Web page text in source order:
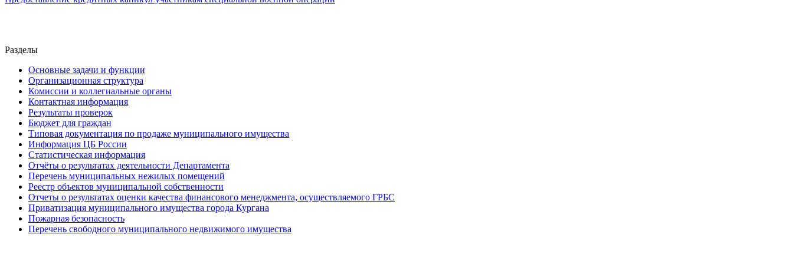
Разделы
Основные задачи и функции
Организационная структура
Комиссии и коллегиальные органы
Контактная информация
Результаты проверок
Бюджет для граждан
Типовая документация по продаже муниципального имущества
Информация ЦБ России
Статистическая информация
Отчёты о результатах деятельности Департамента
Перечень муниципальных нежилых помещений
Реестр объектов муниципальной собственности
Отчеты о результатах оценки качества финансового менеджмента, осуществляемого ГРБС
Приватизация муниципального имущества города Кургана
Пожарная безопасность
Перечень свободного муниципального недвижимого имущества